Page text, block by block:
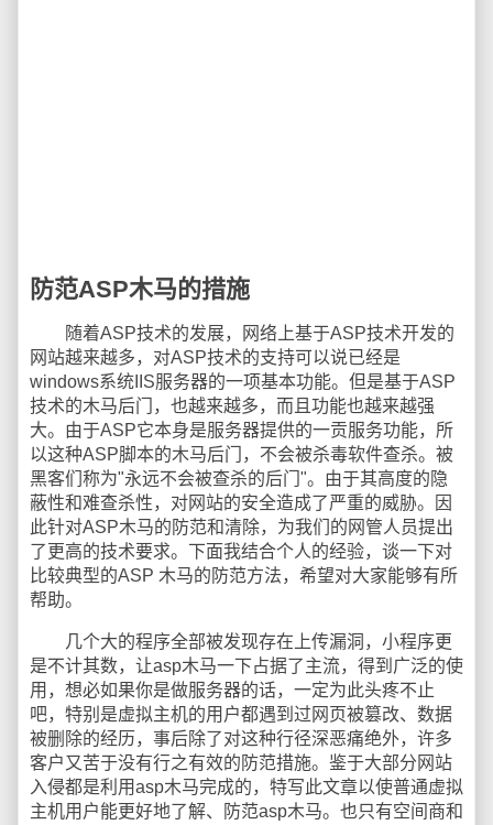
防范ASP木马的措施
随着ASP技术的发展，网络上基于ASP技术开发的
网站越来越多，对ASP技术的支持可以说已经是
windows系统IIS服务器的一项基本功能。但是基于ASP
技术的木马后门，也越来越多，而且功能也越来越强
大。由于ASP它本身是服务器提供的一贡服务功能，所
以这种ASP脚本的木马后门，不会被杀毒软件查杀。被
黑客们称为"永远不会被查杀的后门"。由于其高度的隐
蔽性和难查杀性，对网站的安全造成了严重的威胁。因
此针对ASP木马的防范和清除，为我们的网管人员提出
了更高的技术要求。下面我结合个人的经验，谈一下对
比较典型的ASP 木马的防范方法，希望对大家能够有所
帮助。
几个大的程序全部被发现存在上传漏洞，小程序更
是不计其数，让asp木马一下占据了主流，得到广泛的使
用，想必如果你是做服务器的话，一定为此头疼不止
吧，特别是虚拟主机的用户都遇到过网页被篡改、数据
被删除的经历，事后除了对这种行径深恶痛绝外，许多
客户又苦于没有行之有效的防范措施。鉴于大部分网站
入侵都是利用asp木马完成的，特写此文章以使普通虚拟
主机用户能更好地了解、防范asp木马。也只有空间商和